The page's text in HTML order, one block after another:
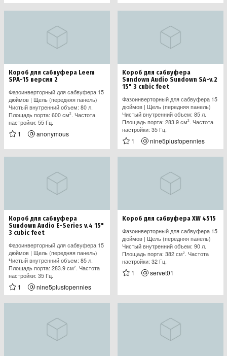
Короб для сабвуфера Leem
SPA-15 версия 2
Фазоинверторный для сабвуфера 15
дюймов | Щель (передняя панель)
Чистый внутренний объем: 80 л.
Площадь порта: 600 см2
. Частота
настройки: 55 Гц.
1 anonymous
Короб для сабвуфера
Sundown Audio Sundown SA-v.2
15" 3 cubic feet
Фазоинверторный для сабвуфера 15
дюймов | Щель (передняя панель)
Чистый внутренний объем: 85 л.
Площадь порта: 283.9 см2
. Частота
настройки: 35 Гц.
1 nine5plusfopennies
Короб для сабвуфера
Sundown Audio E-Series v.4 15"
3 cubic feet
Фазоинверторный для сабвуфера 15
дюймов | Щель (передняя панель)
Чистый внутренний объем: 85 л.
Площадь порта: 283.9 см2
. Частота
настройки: 35 Гц.
1 nine5plusfopennies
Короб для сабвуфера XW 4515
Фазоинверторный для сабвуфера 15
дюймов | Щель (передняя панель)
Чистый внутренний объем: 90 л.
Площадь порта: 382 см2
. Частота
настройки: 32 Гц.
1 servet01